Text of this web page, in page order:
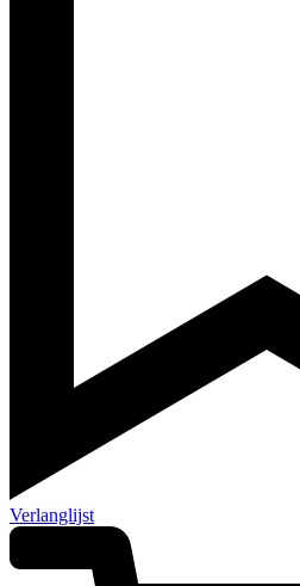
Verlanglijst